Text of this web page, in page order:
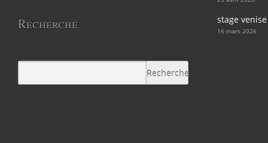
Recherche stage
16 mars 2026